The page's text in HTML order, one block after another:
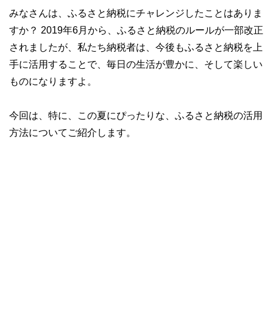
みなさんは、ふるさと納税にチャレンジしたことはありま
すか？ 2019年6月から、ふるさと納税のルールが一部改正
されましたが、私たち納税者は、今後もふるさと納税を上
手に活用することで、毎日の生活が豊かに、そして楽しい
ものになりますよ。
今回は、特に、この夏にぴったりな、ふるさと納税の活用
方法についてご紹介します。